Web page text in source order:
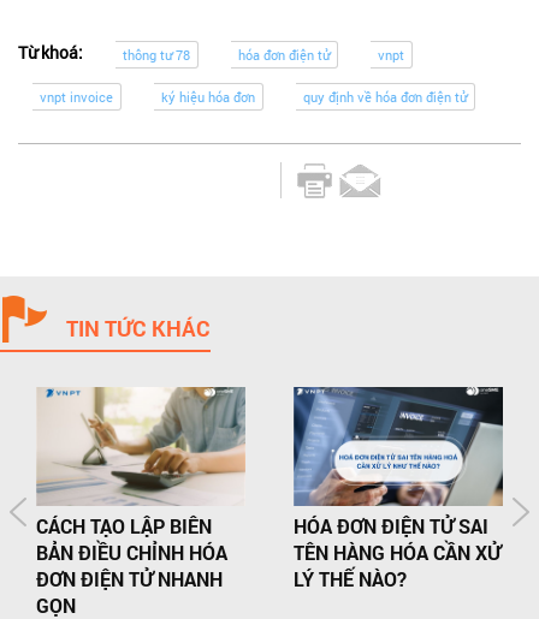
Từ khoá: thông tư 78 hóa đơn điện tử vnpt
vnpt invoice ký hiệu hóa đơn quy định về hóa đơn điện tử
TIN TỨC KHÁC
CÁCH TẠO LẬP BIÊN
BẢN ĐIỀU CHỈNH HÓA
ĐƠN ĐIỆN TỬ NHANH
GỌN
HÓA ĐƠN ĐIỆN TỬ SAI
TÊN HÀNG HÓA CẦN XỬ
LÝ THẾ NÀO?